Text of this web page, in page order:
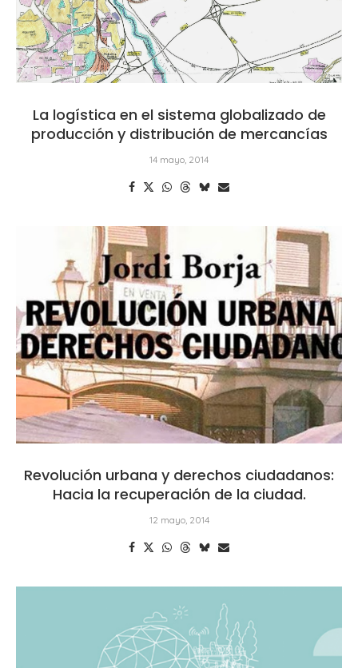
La logística en el sistema globalizado de
producción y distribución de mercancías
14 mayo, 2014
Revolución urbana y derechos ciudadanos:
Hacia la recuperación de la ciudad.
12 mayo, 2014